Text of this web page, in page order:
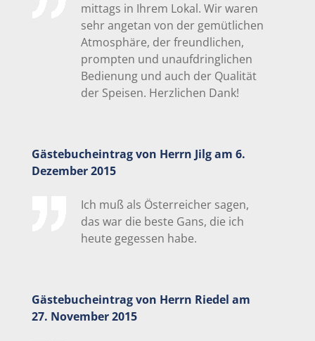
mittags in Ihrem Lokal. Wir waren
sehr angetan von der gemütlichen
Atmosphäre, der freundlichen,
prompten und unaufdringlichen
Bedienung und auch der Qualität
der Speisen. Herzlichen Dank!
Gästebucheintrag von Herrn Jilg am 6.
Dezember 2015
Ich muß als Österreicher sagen,
das war die beste Gans, die ich
heute gegessen habe.
Gästebucheintrag von Herrn Riedel am
27. November 2015